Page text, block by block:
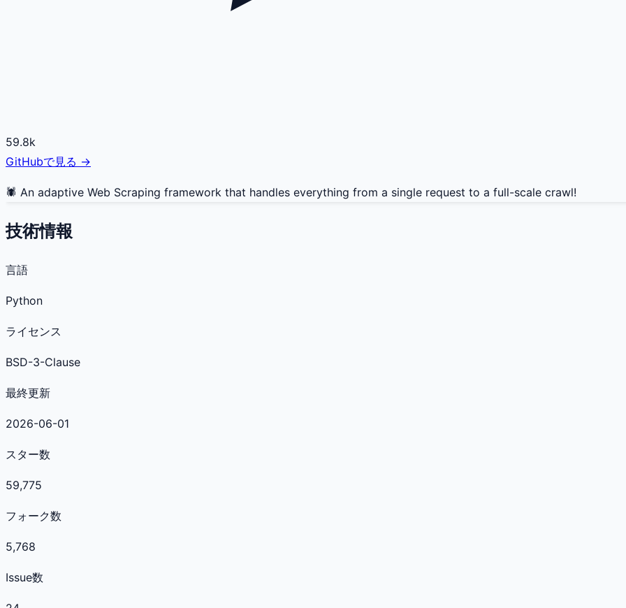
59.8k
GitHubで見る →
🕷️ An adaptive Web Scraping framework that handles everything from a single request to a full-scale crawl!
技術情報
言語
Python
ライセンス
BSD-3-Clause
最終更新
2026-06-01
スター数
59,775
フォーク数
5,768
Issue数